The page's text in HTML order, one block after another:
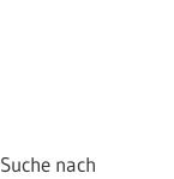
nach